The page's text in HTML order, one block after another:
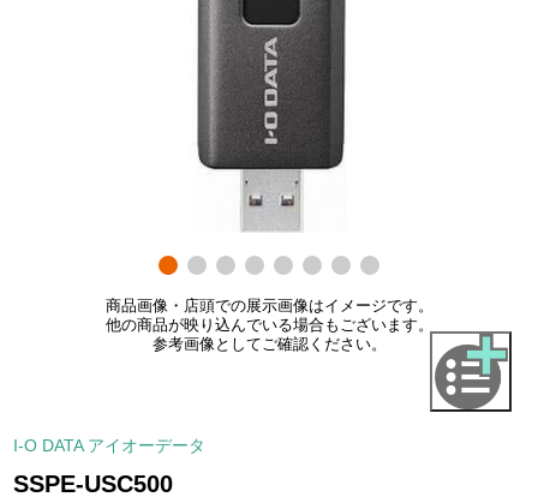
商品画像・店頭での展示画像はイメージです。
他の商品が映り込んでいる場合もございます。
参考画像としてご確認ください。
I-O DATA アイオーデータ
SSPE-USC500